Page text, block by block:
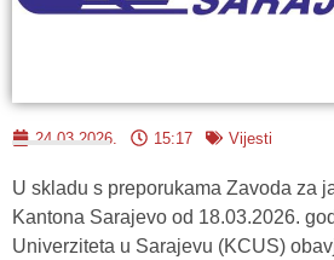
24.03.2026. 15:17 Vijesti
U skladu s preporukama Zavoda za
Kantona Sarajevo od 18.03.2026.
Univerziteta u Sarajevu (KCUS)